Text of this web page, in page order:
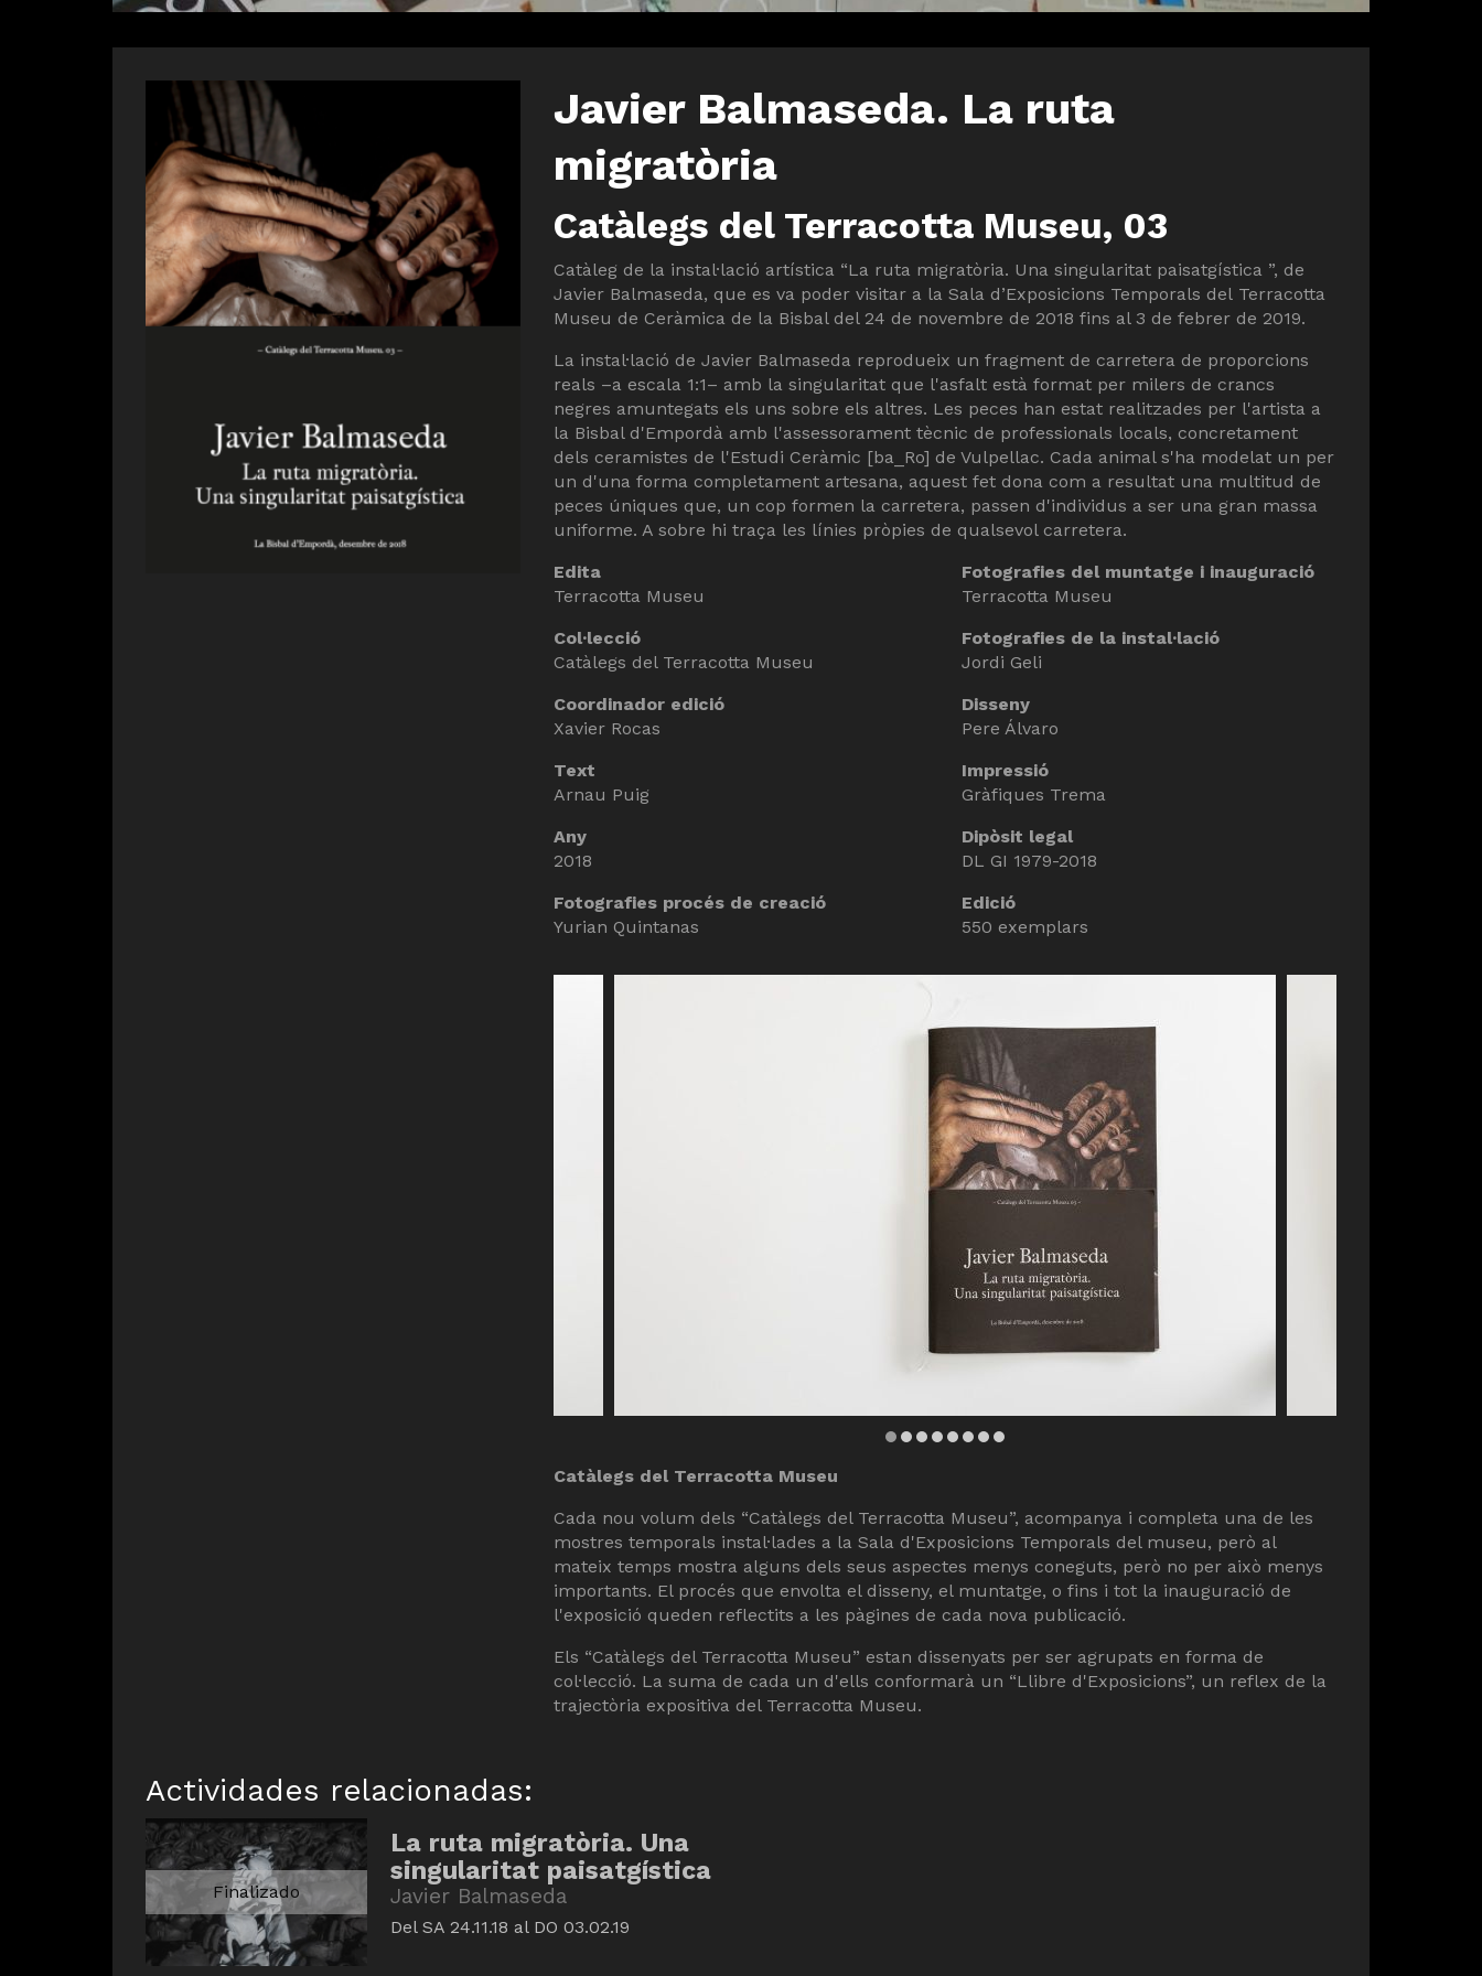
Javier Balmaseda. La ruta
migratòria
Catàlegs del Terracotta Museu, 03
Catàleg de la instal·lació artística “La ruta migratòria. Una singularitat paisatgística ”, de
Javier Balmaseda, que es va poder visitar a la Sala d’Exposicions Temporals del Terracotta
Museu de Ceràmica de la Bisbal del 24 de novembre de 2018 fins al 3 de febrer de 2019.
La instal·lació de Javier Balmaseda reprodueix un fragment de carretera de proporcions
reals –a escala 1:1– amb la singularitat que l'asfalt està format per milers de crancs
negres amuntegats els uns sobre els altres. Les peces han estat realitzades per l'artista a
la Bisbal d'Empordà amb l'assessorament tècnic de professionals locals, concretament
dels ceramistes de l'Estudi Ceràmic [ba_Ro] de Vulpellac. Cada animal s'ha modelat un per
un d'una forma completament artesana, aquest fet dona com a resultat una multitud de
peces úniques que, un cop formen la carretera, passen d'individus a ser una gran massa
uniforme. A sobre hi traça les línies pròpies de qualsevol carretera.
Edita
Terracotta Museu
Col·lecció
Catàlegs del Terracotta Museu
Coordinador edició
Xavier Rocas
Text
Arnau Puig
Any
2018
Fotografies procés de creació
Yurian Quintanas
Fotografies del muntatge i inauguració
Terracotta Museu
Fotografies de la instal·lació
Jordi Geli
Disseny
Pere Álvaro
Impressió
Gràfiques Trema
Dipòsit legal
DL GI 1979-2018
Edició
550 exemplars
Catàlegs del Terracotta Museu
Cada nou volum dels “Catàlegs del Terracotta Museu”, acompanya i completa una de les
mostres temporals instal·lades a la Sala d'Exposicions Temporals del museu, però al
mateix temps mostra alguns dels seus aspectes menys coneguts, però no per això menys
importants. El procés que envolta el disseny, el muntatge, o fins i tot la inauguració de
l'exposició queden reflectits a les pàgines de cada nova publicació.
Els “Catàlegs del Terracotta Museu” estan dissenyats per ser agrupats en forma de
col·lecció. La suma de cada un d'ells conformarà un “Llibre d'Exposicions”, un reflex de la
trajectòria expositiva del Terracotta Museu.
Actividades relacionadas:
Finalizado
La ruta migratòria. Una
singularitat paisatgística
Javier Balmaseda
Del SA 24.11.18 al DO 03.02.19